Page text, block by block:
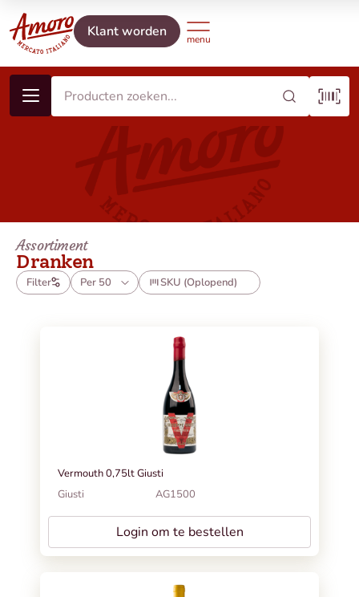
Klant worden
Assortiment
Dranken
Per 50 SKU (Oplopend)
Filter
Vermouth 0,75lt Giusti
Giusti
AG1500
Login om te bestellen